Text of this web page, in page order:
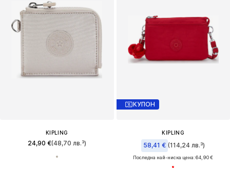
KIPLING
24,90 €(48,70 лв.³)
КУПОН
KIPLING
58,41 € (114,24 лв.³)
Последна най-ниска цена:64,90 €